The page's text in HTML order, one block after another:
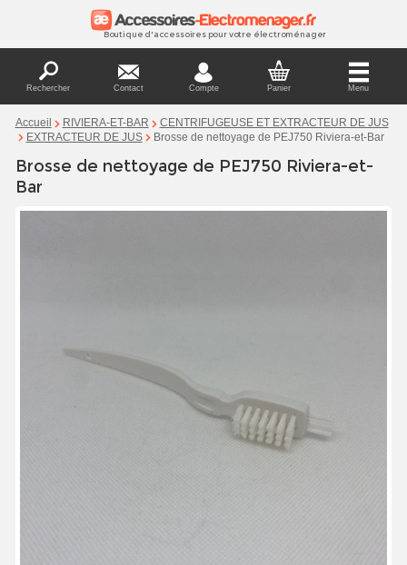
Boutique d'accessoires pour votre électroménager
Rechercher Contact Compte Panier Menu
Accueil RIVIERA-ET-BAR
CENTRIFUGEUSE ET EXTRACTEUR DE JUS
EXTRACTEUR DE JUS
Brosse de nettoyage de PEJ750 Riviera-et-Bar
Brosse de nettoyage de PEJ750 Riviera-et-
Bar